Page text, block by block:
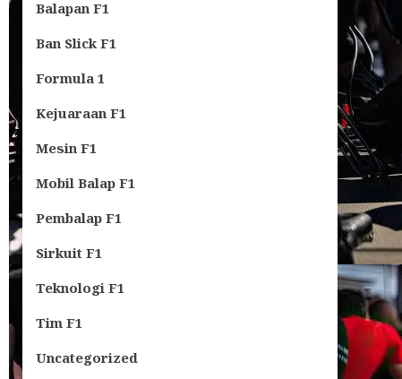
Balapan F1
Ban Slick F1
Formula 1
Kejuaraan F1
Mesin F1
Mobil Balap F1
Pembalap F1
Sirkuit F1
Teknologi F1
Tim F1
Uncategorized